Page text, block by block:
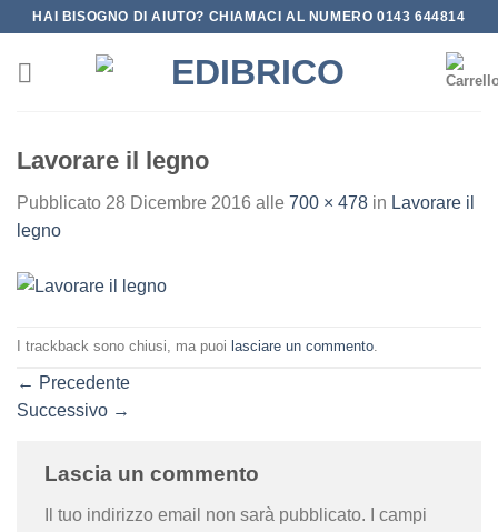
Salta
contenuti
HAI BISOGNO DI AIUTO? CHIAMACI AL NUMERO 0143 644814
Lavorare il legno
Pubblicato 28 Dicembre 2016 alle 700 × 478 in Lavorare il
legno
I trackback sono chiusi, ma puoi lasciare un commento
← Precedente
Successivo →
Lascia un commento
Il tuo indirizzo email non sarà pubblicato.
I campi